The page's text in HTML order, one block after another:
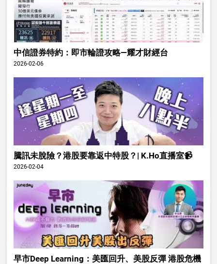
中信證券特約：即市輪證攻略—耀才財經台
2026-02-06
騰訊未脫險？港股要靠返中特股？| K.Ho直播室📹
2026-02-04
早市Deep Learning：美匯回升、美股反彈 港股危機